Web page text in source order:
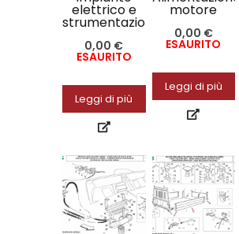
elettrico e
strumentazione
0,00 €
ESAURITO
Leggi di più
motore
0,00 €
ESAURITO
Leggi di più